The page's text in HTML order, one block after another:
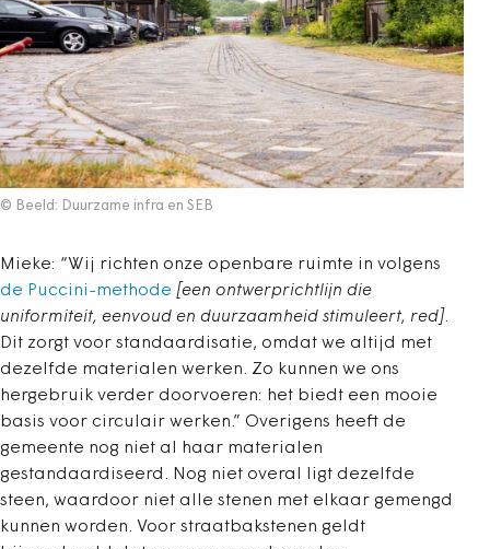
© Beeld: Duurzame infra en SEB
Mieke: “Wij richten onze openbare ruimte in volgens
de Puccini-methode [een ontwerprichtlijn die
uniformiteit, eenvoud en duurzaamheid stimuleert, red].
Dit zorgt voor standaardisatie, omdat we altijd met
dezelfde materialen werken. Zo kunnen we ons
hergebruik verder doorvoeren: het biedt een mooie
basis voor circulair werken.” Overigens heeft de
gemeente nog niet al haar materialen
gestandaardiseerd. Nog niet overal ligt dezelfde
steen, waardoor niet alle stenen met elkaar gemengd
kunnen worden. Voor straatbakstenen geldt